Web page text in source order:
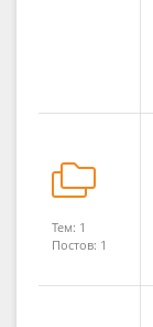
Тем: 1
Постов: 1